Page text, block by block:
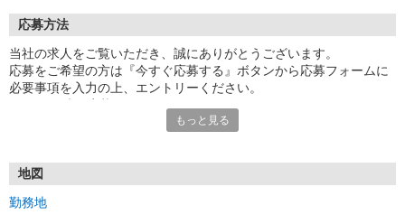
応募方法
当社の求人をご覧いただき、誠にありがとうございます。
応募をご希望の方は『今すぐ応募する』ボタンから応募フォームに
必要事項を入力の上、エントリーください。
号」など
もっと見る
地図
勤務地